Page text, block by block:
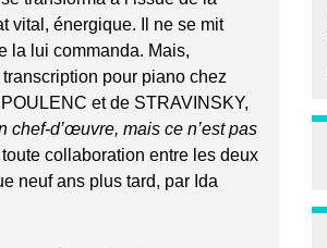
vital, énergique. Il ne se mit
la lui commanda. Mais,
pour piano chez
et de STRAVINSKY,
chef-d’œuvre, mais ce n’est pas
collaboration entre les deux
neuf ans plus tard, par Ida